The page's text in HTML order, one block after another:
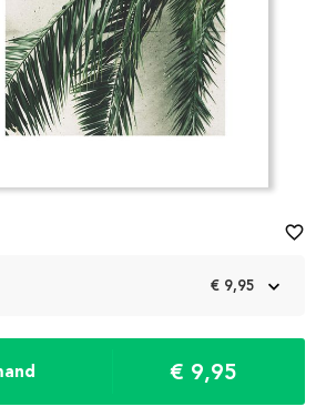
€ 9,95
€ 9,95
favorite_border